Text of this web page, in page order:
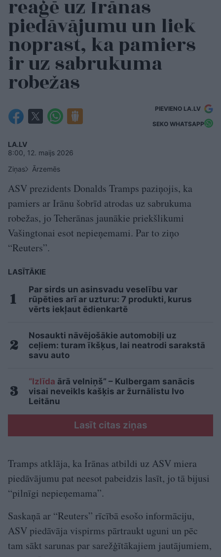
reaģē uz Irānas
piedāvājumu un liek
noprast, ka pamiers
ir uz sabrukuma
robežas
PIEVIENO LA.LV
SEKO WHATSAPP
LA.LV
8:00, 12. maijs 2026
Ziņas
Ārzemēs
ASV prezidents Donalds Tramps paziņojis, ka
pamiers ar Irānu šobrīd atrodas uz sabrukuma
robežas, jo Teherānas jaunākie priekšlikumi
Vašingtonai esot nepieņemami. Par to ziņo
“Reuters⁠”.
LASĪTĀKIE
Par sirds un asinsvadu veselību var
rūpēties arī ar uzturu: 7 produkti, kurus
vērts iekļaut ēdienkartē
Nosaukti nāvējošākie automobiļi uz
ceļiem: turam īkšķus, lai neatrodi sarakstā
savu auto
“Izlīda ārā velniņš” – Kulbergam sanācis
visai neveikls kašķis ar žurnālistu Ivo
Leitānu
Lasīt citas ziņas
Tramps atklāja, ka Irānas atbildi uz ASV miera
piedāvājumu pat neesot pabeidzis lasīt, jo tā bijusi
“pilnīgi nepieņemama”.
Saskaņā ar “Reuters” rīcībā esošo informāciju,
ASV piedāvāja vispirms pārtraukt uguni un pēc
tam sākt sarunas par sarežģītākajiem jautājumiem,